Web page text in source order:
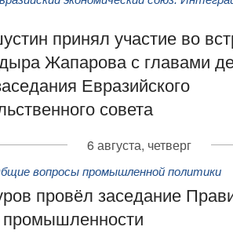
принял участие во
Жапарова с главами
Евразийского
совета
6 августа, четверг
вопросы промышленной политики
провёл заседание
промышленности